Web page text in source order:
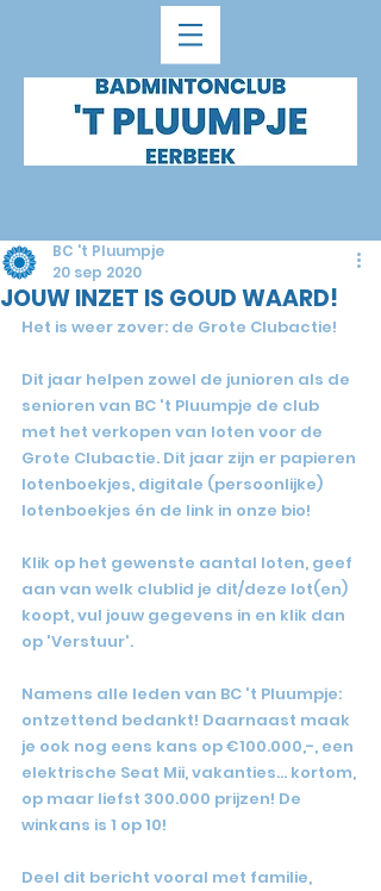
JOUW INZET IS GOUD WAARD!
BC 't Pluumpje
20 sep 2020
Het is weer zover: de Grote Clubactie!
Dit jaar helpen zowel de junioren als de
senioren van BC 't Pluumpje de club
met het verkopen van loten voor de
Grote Clubactie. Dit jaar zijn er papieren
lotenboekjes, digitale (persoonlijke)
lotenboekjes én de link in onze bio!
Klik op het gewenste aantal loten, geef
aan van welk clublid je dit/deze lot(en)
koopt, vul jouw gegevens in en klik dan
op 'Verstuur'.
Namens alle leden van BC 't Pluumpje:
ontzettend bedankt! Daarnaast maak
je ook nog eens kans op €100.000,-, een
elektrische Seat Mii, vakanties... kortom,
op maar liefst 300.000 prijzen! De
winkans is 1 op 10!
Deel dit bericht vooral met familie,